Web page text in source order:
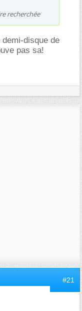
recherchée
disque de
pas sa!
#21